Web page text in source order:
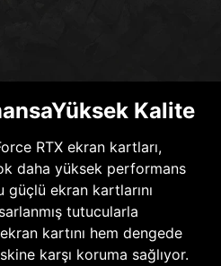
Kalite
RTX ekran kartları,
daha yüksek performans
ekran kartlarını
tutucularla
kartını hem dengede
karşı koruma sağlıyor.